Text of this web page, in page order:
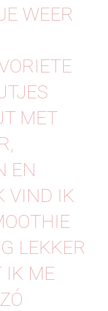
WEER
MET
EN
VIND IK
LEKKER
IK ME